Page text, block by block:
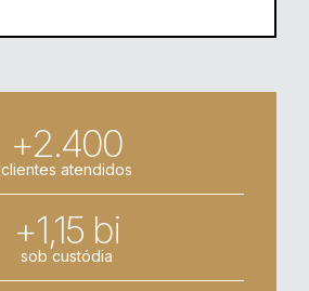
+2.400
clientes atendidos
+1,15 bi
sob custódia